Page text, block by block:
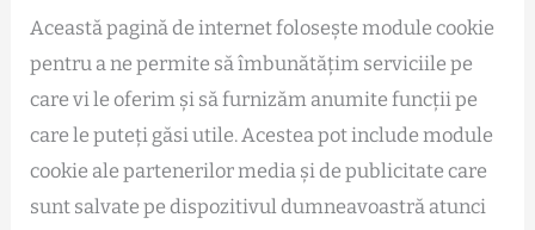
Această pagină de internet folosește module cookie
pentru a ne permite să îmbunătățim serviciile pe
care vi le oferim și să furnizăm anumite funcții pe
care le puteți găsi utile. Acestea pot include module
cookie ale partenerilor media și de publicitate care
sunt salvate pe dispozitivul dumneavoastră atunci